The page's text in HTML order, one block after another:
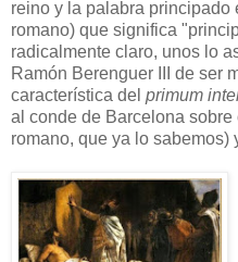
reino y la palabra principado
romano) que significa
radicalmente claro, unos lo
Ramón Berenguer III de ser
característica del primum
al conde de Barcelona
romano, que ya lo sabemos)